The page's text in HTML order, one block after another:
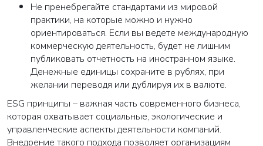
Не пренебрегайте стандартами из мировой
практики, на которые можно и нужно
ориентироваться. Если вы ведете международную
коммерческую деятельность, будет не лишним
публиковать отчетность на иностранном языке.
Денежные единицы сохраните в рублях, при
желании переводя или дублируя их в валюте.
ESG принципы – важная часть современного бизнеса,
которая охватывает социальные, экологические и
управленческие аспекты деятельности компаний.
Внедрение такого подхода позволяет организациям